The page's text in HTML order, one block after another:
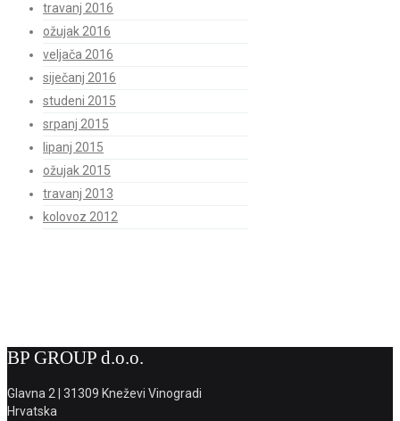
travanj 2016
ožujak 2016
veljača 2016
siječanj 2016
studeni 2015
srpanj 2015
lipanj 2015
ožujak 2015
travanj 2013
kolovoz 2012
BP GROUP d.o.o.
Glavna 2 | 31309 Kneževi Vinogradi
Hrvatska